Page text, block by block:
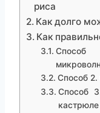
риса
Как долго
Как
Способ
Способ
кастрюле